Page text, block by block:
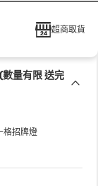
超商取貨
量有限 送完
格招牌燈